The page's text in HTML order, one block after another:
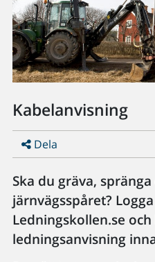
Kabelanvisning
Dela
Ska du gräva,
järnvägsspåret?
Ledningskollen.se
ledningsanvisning